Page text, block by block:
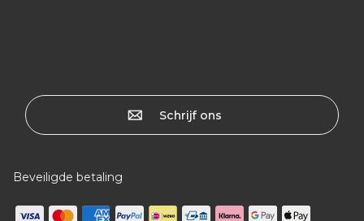
Schrijf ons
Beveiligde betaling